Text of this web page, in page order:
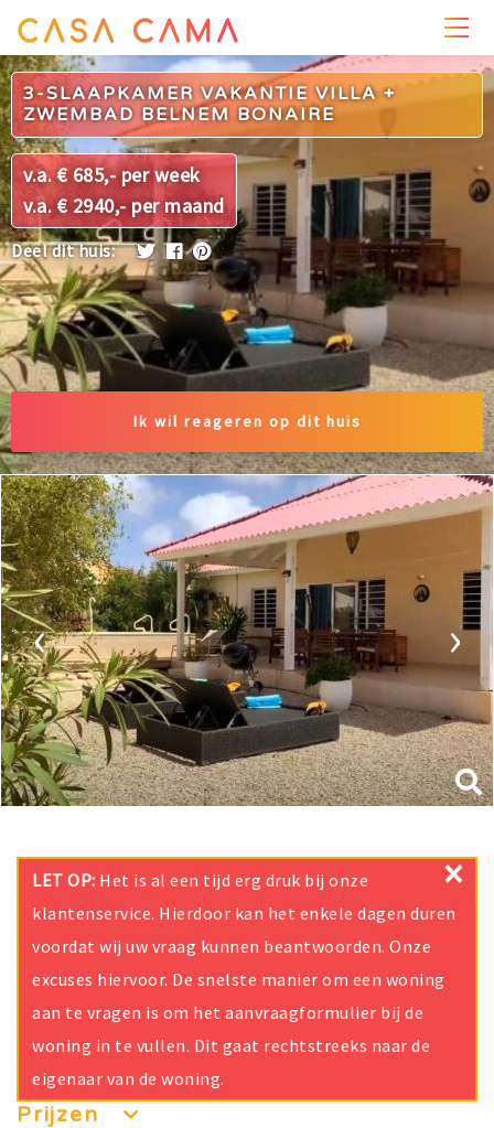
PRIJZEN WONING
3-SLAAPKAMER VAKANTIE VILLA +
ZWEMBAD BELNEM BONAIRE
v.a. € 685,- per week
v.a. € 2940,- per maand
Deel dit huis:
Ik wil reageren op dit huis
‹ ›
×
LET OP: Het is al een tijd erg druk bij onze
klantenservice. Hierdoor kan het enkele dagen duren
voordat wij uw vraag kunnen beantwoorden. Onze
excuses hiervoor. De snelste manier om een woning
aan te vragen is om het aanvraagformulier bij de
woning in te vullen. Dit gaat rechtstreeks naar de
eigenaar van de woning.
Prijzen